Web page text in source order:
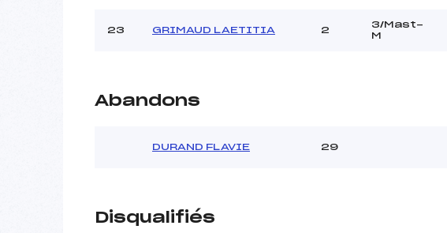
23 GRIMAUD LAETITIA 2
3/Mast-
M
Abandons
DURAND FLAVIE 29
Disqualifiés